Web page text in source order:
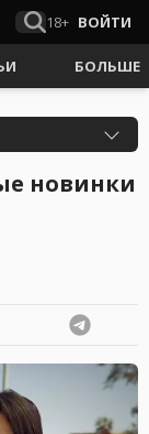
18+ ВОЙТИ
БОЛЬШЕ
новинки